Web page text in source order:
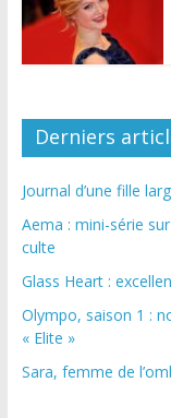
Derniers
Journal d’une fille
Aema : mini-série
culte
Glass Heart :
Olympo, saison 1 :
« Elite »
Sara, femme de